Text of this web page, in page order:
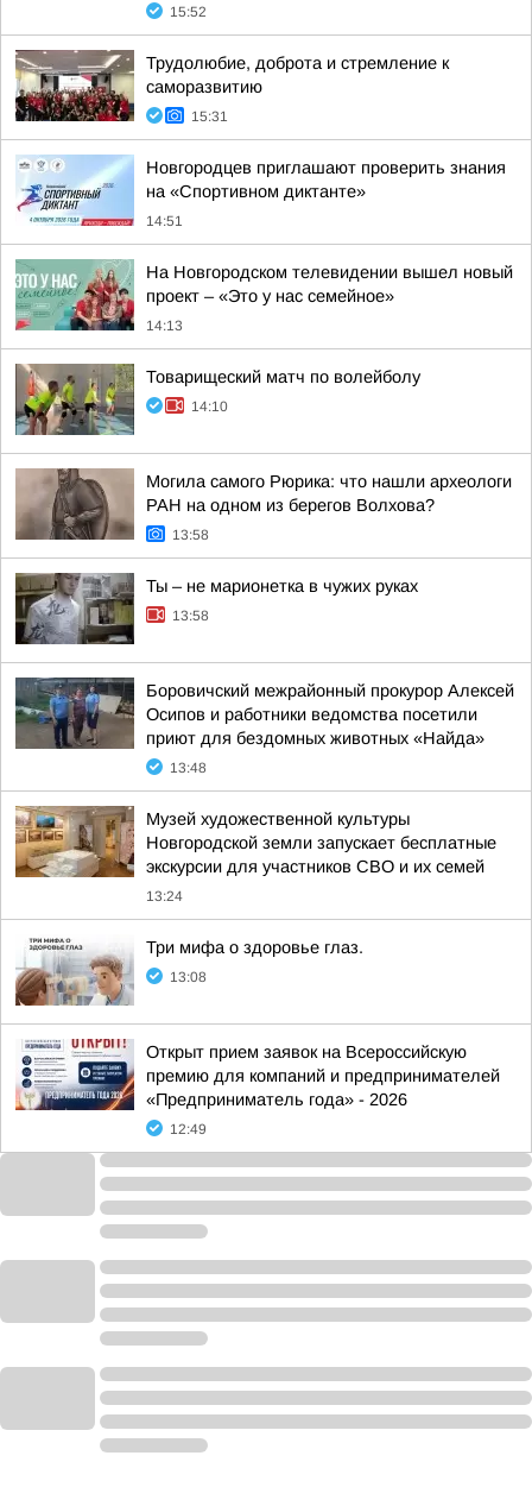
15:52
Трудолюбие, доброта и стремление к
саморазвитию
15:31
Новгородцев приглашают проверить знания
на «Спортивном диктанте»
14:51
На Новгородском телевидении вышел новый
проект – «Это у нас семейное»
14:13
Товарищеский матч по волейболу
14:10
Могила самого Рюрика: что нашли археологи
РАН на одном из берегов Волхова?
13:58
Ты – не марионетка в чужих руках
13:58
Боровичский межрайонный прокурор Алексей
Осипов и работники ведомства посетили
приют для бездомных животных «Найда»
13:48
Музей художественной культуры
Новгородской земли запускает бесплатные
экскурсии для участников СВО и их семей
13:24
Три мифа о здоровье глаз.
13:08
Открыт прием заявок на Всероссийскую
премию для компаний и предпринимателей
«Предприниматель года» - 2026
12:49